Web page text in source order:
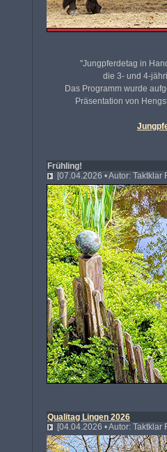
"Jungpferdetag in
die 3- und 4-
Das Programm wurde
Präsentation von
Frühling!
[07.04.2026 • Autor: Taktklar
Qualitag Lingen 2026
[04.04.2026 • Autor: Taktklar